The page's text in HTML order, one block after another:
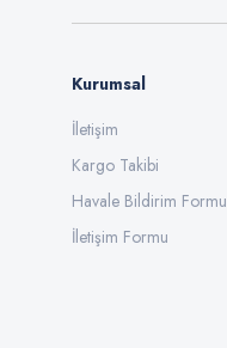
Kurumsal
İletişim
Kargo Takibi
Havale Bildirim Formu
İletişim Formu